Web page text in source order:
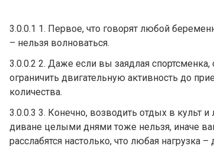
3.0.0.1 1. Первое, что говорят любой
– нельзя волноваться.
3.0.0.2 2. Даже если вы заядлая спортсменка,
ограничить двигательную активность до
количества.
3.0.0.3 3. Конечно, возводить отдых в культ и
диване целыми днями тоже нельзя, иначе
расслабятся настолько, что любая нагрузка